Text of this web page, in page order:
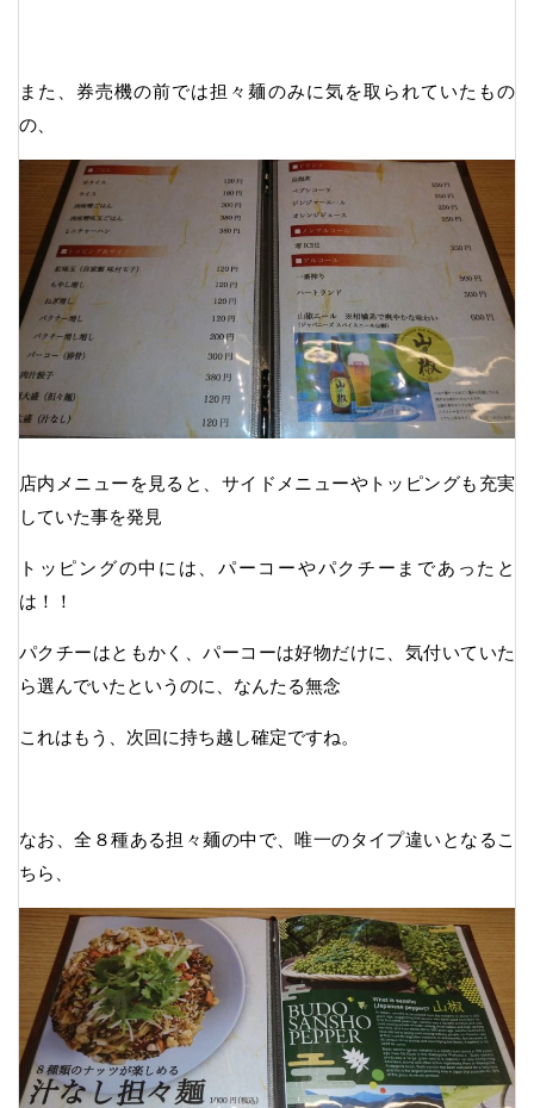
また、券売機の前では担々麺のみに気を取られていたもの
の、
店内メニューを見ると、サイドメニューやトッピングも充実
していた事を発見
トッピングの中には、パーコーやパクチーまであったと
は！！
パクチーはともかく、パーコーは好物だけに、気付いていた
ら選んでいたというのに、なんたる無念
これはもう、次回に持ち越し確定ですね。
なお、全８種ある担々麺の中で、唯一のタイプ違いとなるこ
ちら、